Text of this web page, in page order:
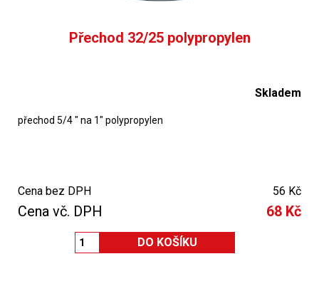
Přechod 32/25 polypropylen
Skladem
přechod 5/4 " na 1" polypropylen
Cena bez DPH 56 Kč
Cena vč. DPH 68 Kč